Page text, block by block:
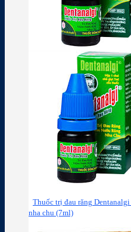
Thuốc trị đau răng
nha chu (7ml)